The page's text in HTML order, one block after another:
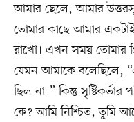
আমার ছেলে, আমার
তোমার কাছে আমার
রাখো। এখন সময় তোমার
যেমন আমাকে বলেছিলে,
ছিল না।” কিন্তু
কে? আমি নিশ্চিত, তুমি